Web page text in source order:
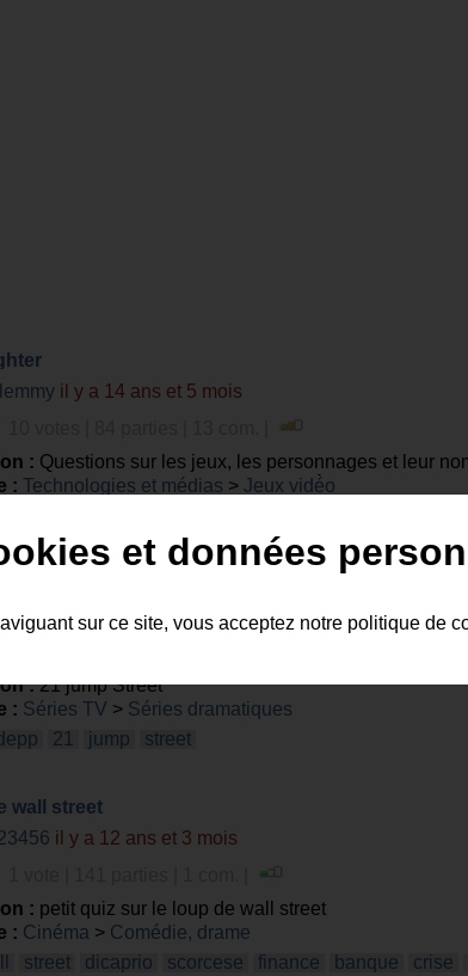
il y a 14 ans et 5 mois
: Questions sur les jeux, les personnages et leur
quand ce ne sont pas les mêmes pour l'asie
: Technologies et médias > Jeux vidéo
1987/2012
il y a 14 ans et 1 mois
:21 jump Street
: Séries TV > Séries dramatiques
21 jump street
wall street
il y a 12 ans et 3 mois
: petit quiz sur le loup de wall street
: Cinéma > Comédie, drame
street dicaprio scorcese finance banque crise
et données
sur ce site, vous acceptez notre politique de